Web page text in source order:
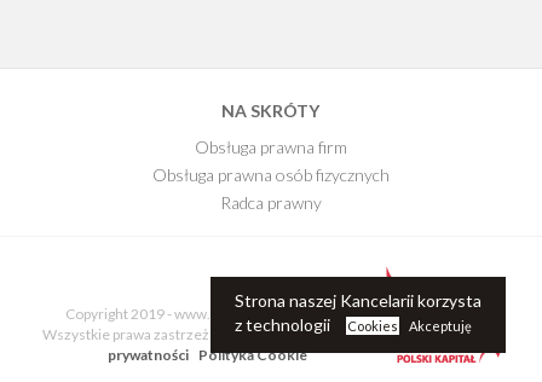
NA SKRÓTY
Obsługa prawna firm
Obsługa prawna osób fizycznych
Radca prawny
Copyright 2019 - www.kancelariaprawnajr.pl.
Wszystkie prawa zastrzeżoneRegulamin - polityka
prywatności Polityka Cookie
Strona naszej Kancelarii korzysta
z technologii
Cookies Akceptuję